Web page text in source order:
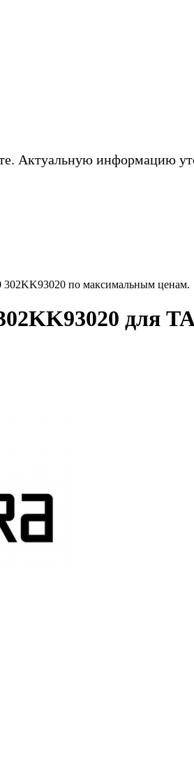
Актуальную информацию
по максимальным ценам.
для